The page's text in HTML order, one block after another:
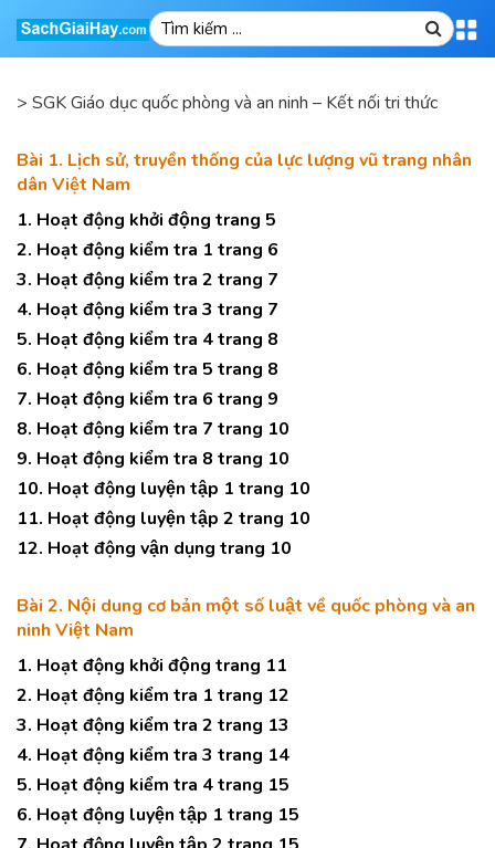
> SGK Giáo dục quốc phòng và an ninh – Kết nối tri thức
Bài 1. Lịch sử, truyền thống của lực lượng vũ trang nhân
dân Việt Nam
1. Hoạt động khởi động trang 5
2. Hoạt động kiểm tra 1 trang 6
3. Hoạt động kiểm tra 2 trang 7
4. Hoạt động kiểm tra 3 trang 7
5. Hoạt động kiểm tra 4 trang 8
6. Hoạt động kiểm tra 5 trang 8
7. Hoạt động kiểm tra 6 trang 9
8. Hoạt động kiểm tra 7 trang 10
9. Hoạt động kiểm tra 8 trang 10
10. Hoạt động luyện tập 1 trang 10
11. Hoạt động luyện tập 2 trang 10
12. Hoạt động vận dụng trang 10
Bài 2. Nội dung cơ bản một số luật về quốc phòng và an
ninh Việt Nam
1. Hoạt động khởi động trang 11
2. Hoạt động kiểm tra 1 trang 12
3. Hoạt động kiểm tra 2 trang 13
4. Hoạt động kiểm tra 3 trang 14
5. Hoạt động kiểm tra 4 trang 15
6. Hoạt động luyện tập 1 trang 15